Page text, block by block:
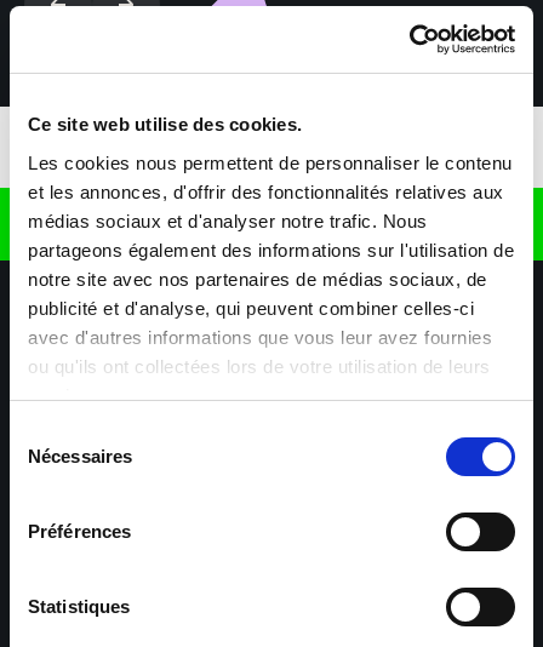
Ce site web utilise des cookies.
Les cookies nous permettent de personnaliser le contenu
et les annonces, d'offrir des fonctionnalités relatives aux
médias sociaux et d'analyser notre trafic. Nous
partageons également des informations sur l'utilisation de
notre site avec nos partenaires de médias sociaux, de
publicité et d'analyse, qui peuvent combiner celles-ci
avec d'autres informations que vous leur avez fournies
ou qu'ils ont collectées lors de votre utilisation de leurs
services.
Nécessaires
Préférences
Statistiques
Retrouvez nous sur
Nos agences Aide & Contact
Maxiplan
Mulhouse – Industrie,
Logistique, Transport et